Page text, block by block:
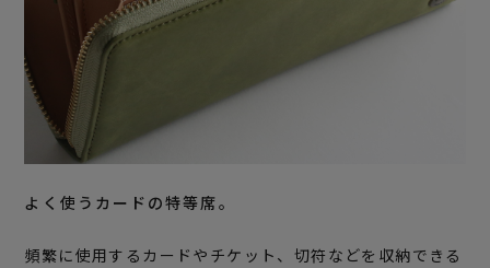
よく使うカードの特等席。
頻繁に使用するカードやチケット、切符などを収納できる